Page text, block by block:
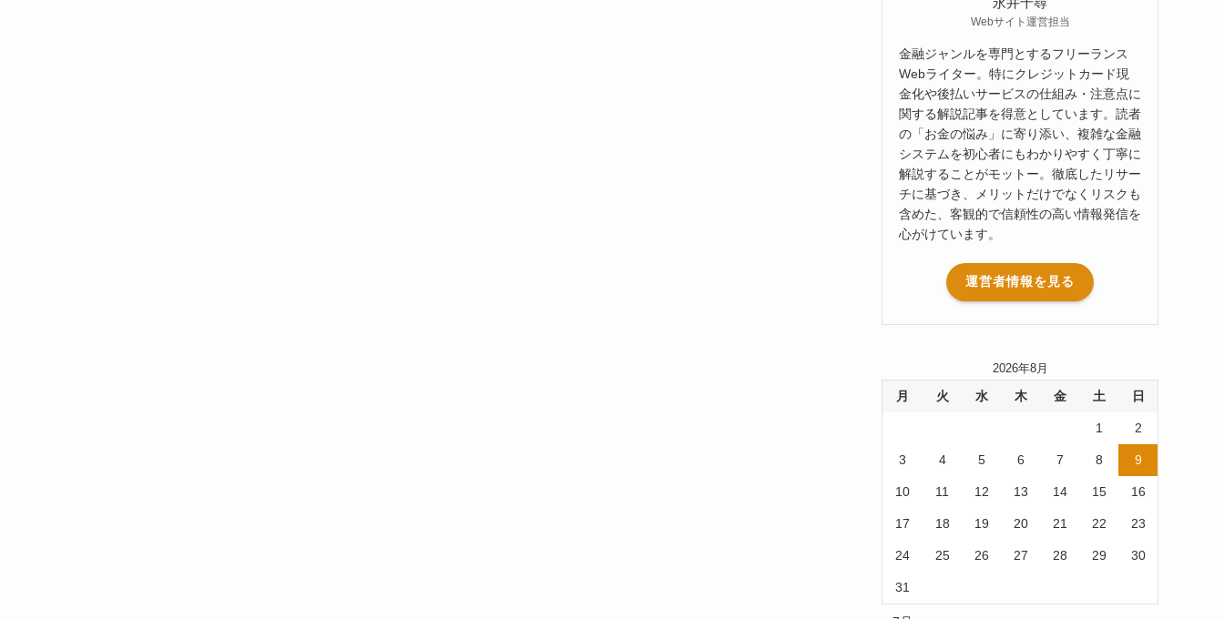
Webサイト運営担当
金融ジャンルを専門とするフリーランス
Webライター。特にクレジットカード現
金化や後払いサービスの仕組み・注意点に
関する解説記事を得意としています。読者
の「お金の悩み」に寄り添い、複雑な金融
システムを初心者にもわかりやすく丁寧に
解説することがモットー。徹底したリサー
チに基づき、メリットだけでなくリスクも
含めた、客観的で信頼性の高い情報発信を
心がけています。
運営者情報を見る
2026年8月
月 火 水 木 金 土 日
1 2
3 4 5 6 7 8 9
10 11 12 13 14 15 16
17 18 19 20 21 22 23
24 25 26 27 28 29 30
31